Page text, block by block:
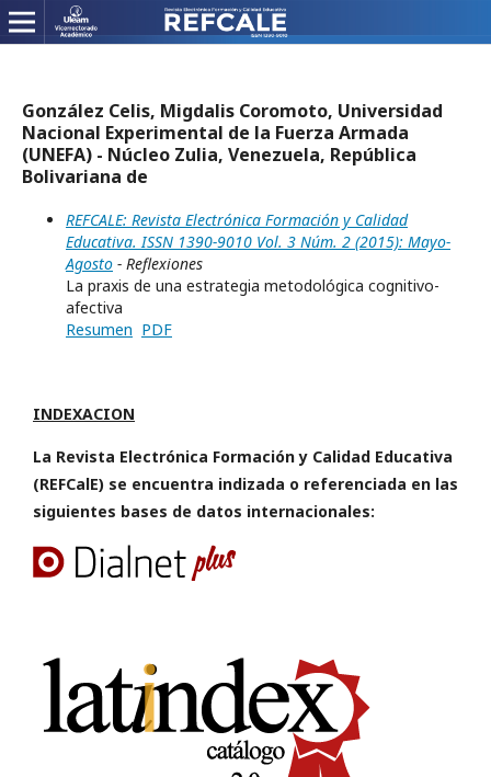
González Celis, Migdalis Coromoto, Universidad
Nacional Experimental de la Fuerza Armada
(UNEFA) - Núcleo Zulia, Venezuela, República
Bolivariana de
REFCALE: Revista Electrónica Formación y Calidad
Educativa. ISSN 1390-9010 Vol. 3 Núm. 2 (2015): Mayo-
Agosto - Reflexiones
La praxis de una estrategia metodológica cognitivo-
afectiva
Resumen PDF
INDEXACION
La Revista Electrónica Formación y Calidad Educativa
(REFCalE) se encuentra indizada o referenciada en las
siguientes bases de datos internacionales: